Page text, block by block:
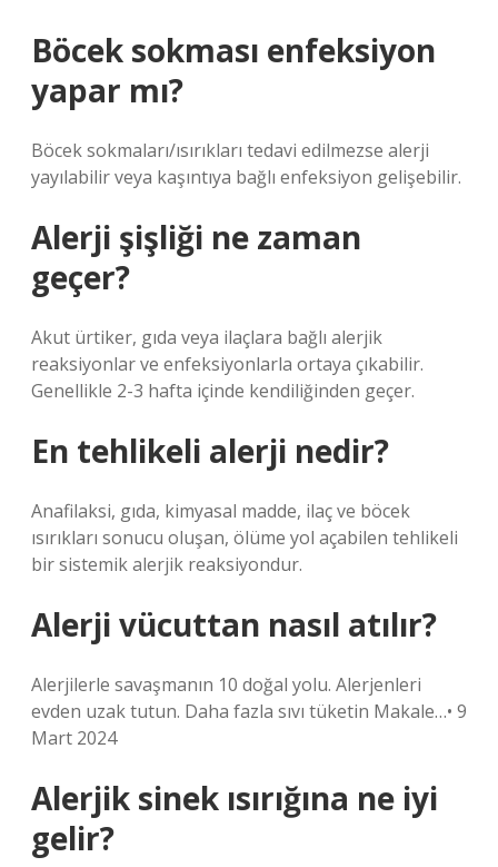
Böcek sokması enfeksiyon
yapar mı?
Böcek sokmaları/ısırıkları tedavi edilmezse alerji
yayılabilir veya kaşıntıya bağlı enfeksiyon gelişebilir.
Alerji şişliği ne zaman
geçer?
Akut ürtiker, gıda veya ilaçlara bağlı alerjik
reaksiyonlar ve enfeksiyonlarla ortaya çıkabilir.
Genellikle 2-3 hafta içinde kendiliğinden geçer.
En tehlikeli alerji nedir?
Anafilaksi, gıda, kimyasal madde, ilaç ve böcek
ısırıkları sonucu oluşan, ölüme yol açabilen tehlikeli
bir sistemik alerjik reaksiyondur.
Alerji vücuttan nasıl atılır?
Alerjilerle savaşmanın 10 doğal yolu. Alerjenleri
evden uzak tutun. Daha fazla sıvı tüketin Makale…• 9
Mart 2024
Alerjik sinek ısırığına ne iyi
gelir?